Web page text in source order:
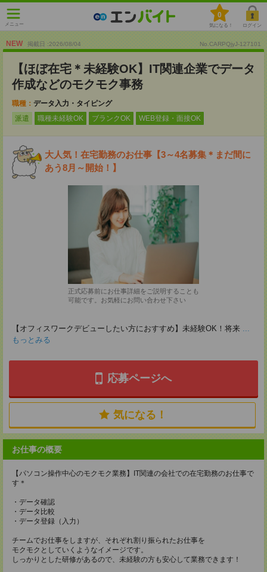
メニュー
0
気になる！ ログイン
NEW 掲載日 :2026/08/04 No.CARPQjyJ-127101
【ほぼ在宅＊未経験OK】IT関連企業でデータ
作成などのモクモク事務
職種： データ入力・タイピング
派遣
職種未経験OK ブランクOK WEB登録・面接OK
大人気！在宅勤務のお仕事【3～4名募集＊まだ間に
あう8月～開始！】
正式応募前にお仕事詳細をご説明することも
可能です。お気軽にお問い合わせ下さい
【オフィスワークデビューしたい方におすすめ】未経験OK！将来 ...
もっとみる
応募ページへ
気になる！
お仕事の概要
【パソコン操作中心のモクモク業務】IT関連の会社での在宅勤務のお仕事で
す＊
・データ確認
・データ比較
・データ登録（入力）
チームでお仕事をしますが、それぞれ割り振られたお仕事を
モクモクとしていくようなイメージです。
しっかりとした研修があるので、未経験の方も安心して業務できます！